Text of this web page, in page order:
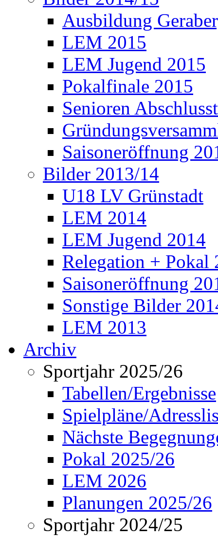
Ausbildung
LEM 2015
LEM Jugend 2015
Pokalfinale 2015
Senioren
Saisoneröffnung
Bilder 2013/14
U18 LV Grünstadt
LEM 2014
LEM Jugend 2014
Relegation + Pokal
Saisoneröffnung
Sonstige Bilder
LEM 2013
Archiv
Sportjahr 2025/26
Tabellen/Ergebnisse
Spielpläne/
Nächste
Pokal 2025/26
LEM 2026
Planungen 2025/26
Sportjahr 2024/25